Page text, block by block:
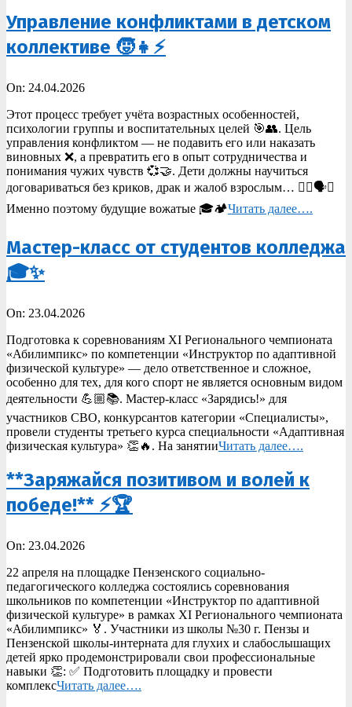
Управление конфликтами в детском
коллективе 🧒👧⚡
2026-
24
On: 24.04.2026
Этот процесс требует учёта возрастных особенностей,
психологии группы и воспитательных целей 🎯👥. Цель
управления конфликтом — не подавить его или наказать
виновных ❌, а превратить его в опыт сотрудничества и
понимания чужих чувств 💞🤝. Дети должны научиться
договариваться без криков, драк и жалоб взрослым… 🙅‍♂️🗣️✅
Именно поэтому будущие вожатые 🎓🏕️Читать далее….
Мастер-класс от студентов колледжа
🎓✨
2026-
23
On: 23.04.2026
Подготовка к соревнованиям XI Регионального чемпионата
«Абилимпикс» по компетенции «Инструктор по адаптивной
физической культуре» — дело ответственное и сложное,
особенно для тех, для кого спорт не является основным видом
деятельности 💪🏼📚. Мастер-класс «Зарядись!» для
участников СВО, конкурсантов категории «Специалисты»,
провели студенты третьего курса специальности «Адаптивная
физическая культура» 👏🔥. На занятииЧитать далее….
**Заряжайся позитивом и волей к
победе!** ⚡🏆
2026-
23
On: 23.04.2026
22 апреля на площадке Пензенского социально-
педагогического колледжа состоялись соревнования
школьников по компетенции «Инструктор по адаптивной
физической культуре» в рамках XI Регионального чемпионата
«Абилимпикс» 🏅. Участники из школы №30 г. Пензы и
Пензенской школы-интерната для глухих и слабослышащих
детей ярко продемонстрировали свои профессиональные
навыки 👏: ✅ Подготовить площадку и провести
комплексЧитать далее….